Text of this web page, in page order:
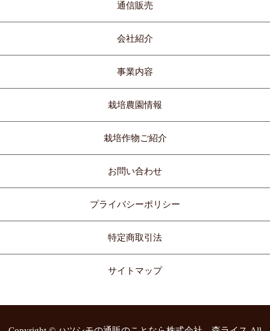
通信販売
会社紹介
事業内容
栽培農園情報
栽培作物ご紹介
お問い合わせ
プライバシーポリシー
特定商取引法
サイトマップ